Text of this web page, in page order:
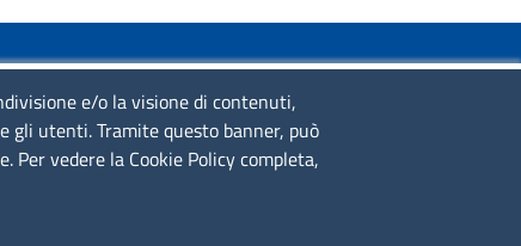
SERVIZIO REALIZZATO DA
e/o la visione di contenuti,
gli utenti. Tramite questo banner, può
Per vedere la Cookie Policy completa,